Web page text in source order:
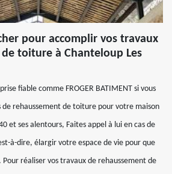
pour accomplir vos travaux
toiture à Chanteloup Les
fiable comme FROGER BATIMENT si vous
de rehaussement de toiture pour votre maison
et ses alentours, Faites appel à lui en cas de
à-dire, élargir votre espace de vie pour que
réaliser vos travaux de rehaussement de